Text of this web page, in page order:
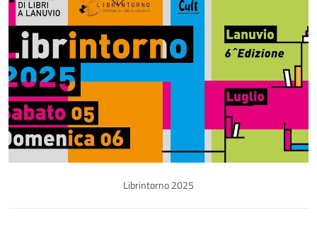
Librintorno 2025